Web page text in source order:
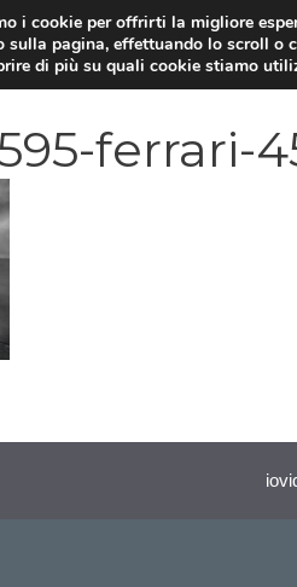
ferrari-
i cookie per offrirti la migliore
sulla pagina, effettuando lo scroll o
di più su quali cookie stiamo